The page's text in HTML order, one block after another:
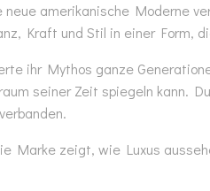
amerikanische Moderne
Kraft und Stil in einer Form,
ihr Mythos ganze
seiner Zeit spiegeln kann.
Marke zeigt, wie Luxus